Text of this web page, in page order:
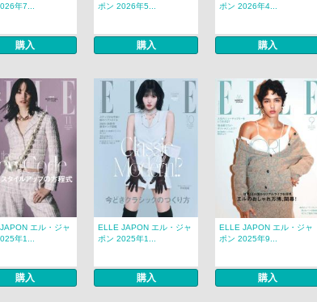
年7...
購入
ポン 2026年5...
購入
ポン 2026年4...
購入
エル・ジャ
年1...
購入
ELLE JAPON エル・ジャ
ポン 2025年1...
購入
ELLE JAPON エル・ジャ
ポン 2025年9...
購入